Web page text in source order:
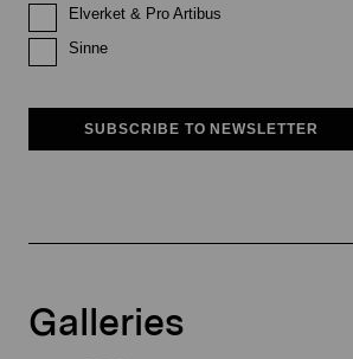
Elverket & Pro Artibus
Sinne
SUBSCRIBE TO NEWSLETTER
Galleries